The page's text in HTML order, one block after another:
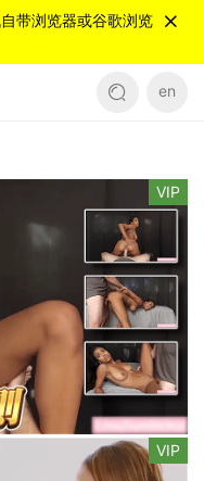
带浏览器或谷歌浏览
en
VIP
VIP